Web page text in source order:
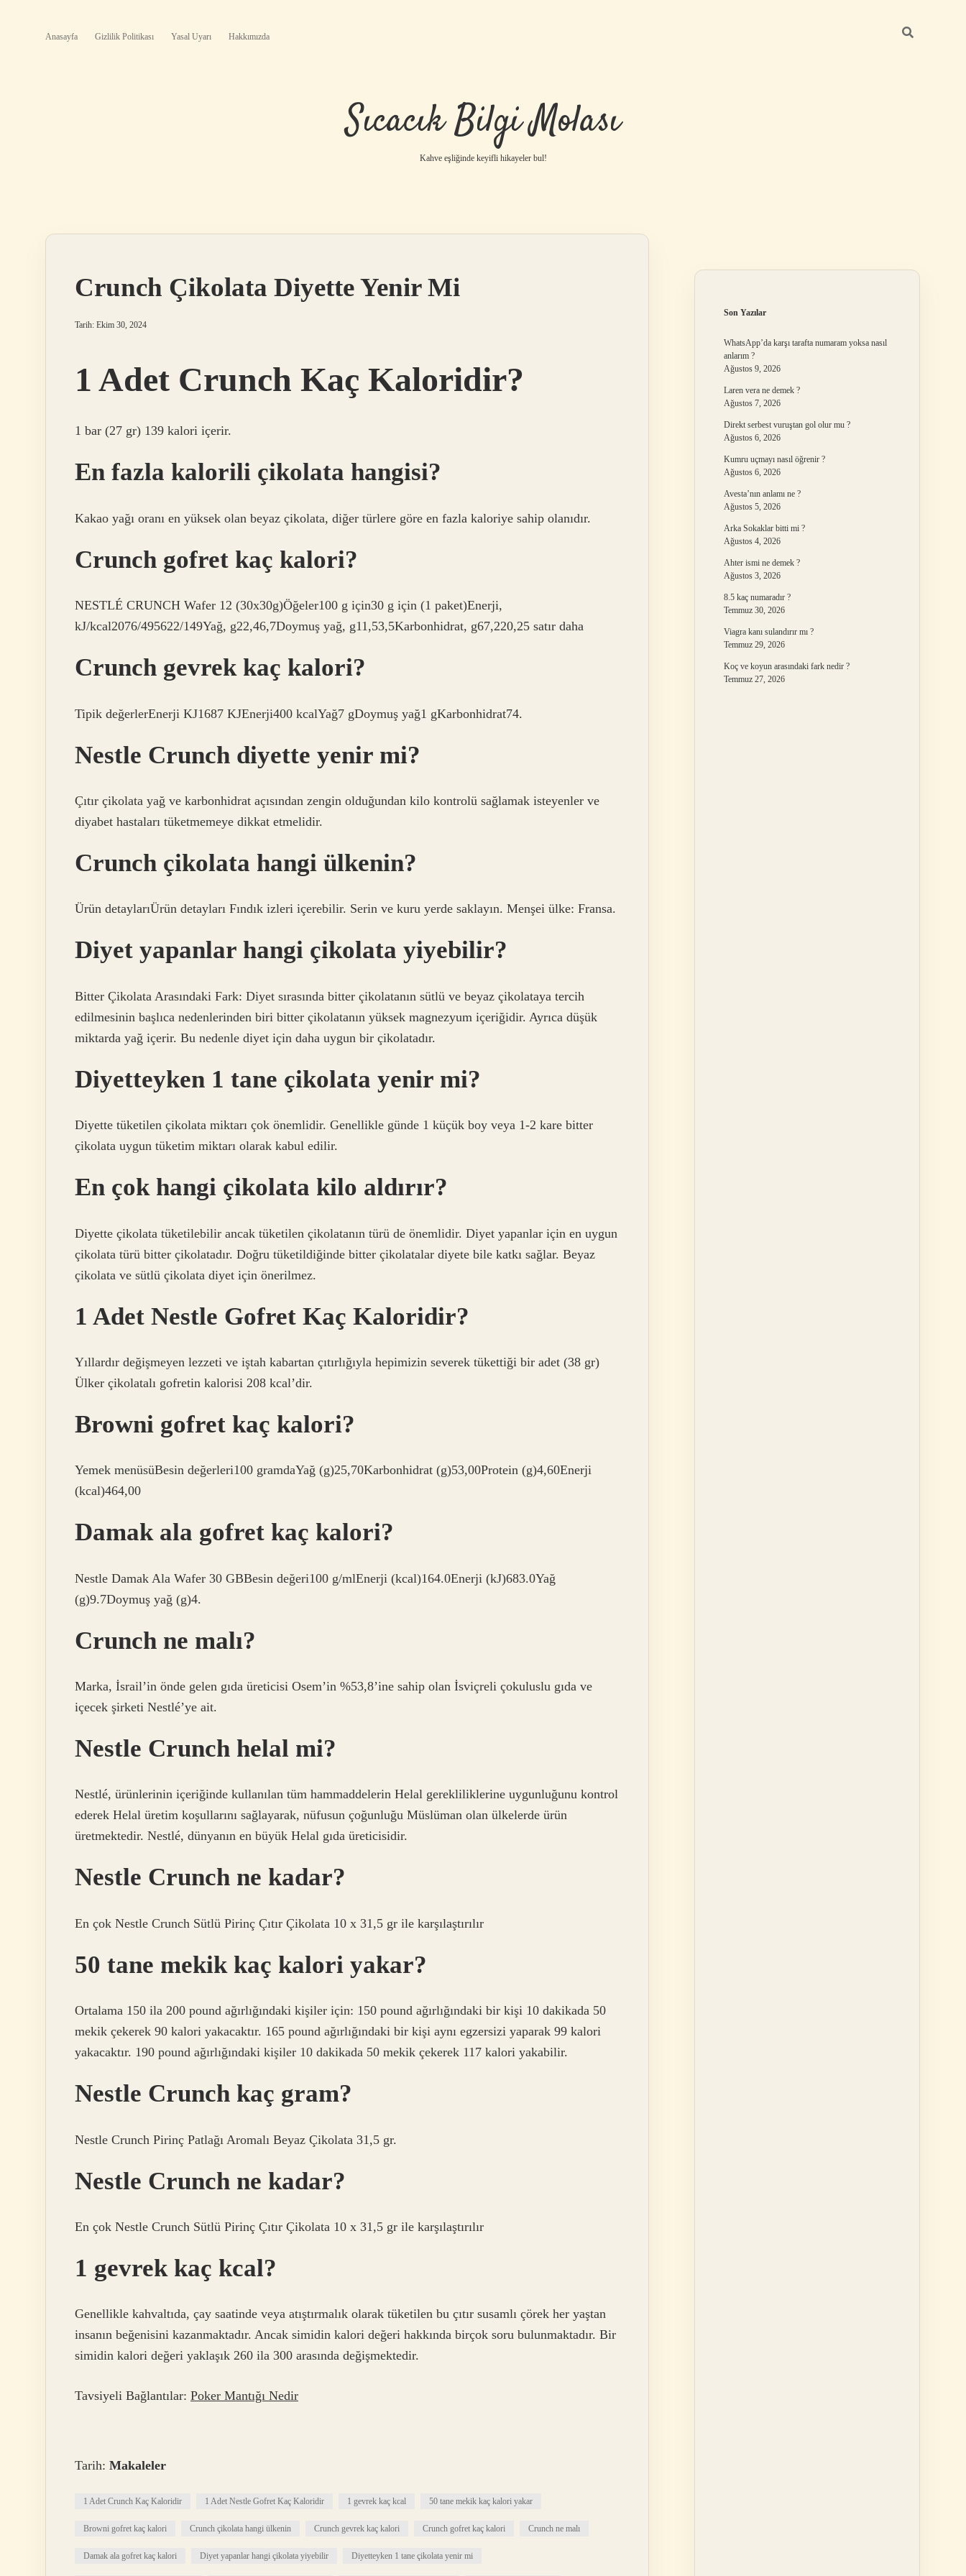
Anasayfa Gizlilik Politikası Yasal Uyarı Hakkımızda
Sıcacık Bilgi Molası
Kahve eşliğinde keyifli hikayeler bul!
Crunch Çikolata Diyette Yenir Mi
Tarih: Ekim 30, 2024
1 Adet Crunch Kaç Kaloridir?
1 bar (27 gr) 139 kalori içerir.
En fazla kalorili çikolata hangisi?
Kakao yağı oranı en yüksek olan beyaz çikolata, diğer türlere göre en fazla kaloriye sahip olanıdır.
Crunch gofret kaç kalori?
NESTLÉ CRUNCH Wafer 12 (30x30g)Öğeler100 g için30 g için (1 paket)Enerji,
kJ/kcal2076/495622/149Yağ, g22,46,7Doymuş yağ, g11,53,5Karbonhidrat, g67,220,25 satır daha
Crunch gevrek kaç kalori?
Tipik değerlerEnerji KJ1687 KJEnerji400 kcalYağ7 gDoymuş yağ1 gKarbonhidrat74.
Nestle Crunch diyette yenir mi?
Çıtır çikolata yağ ve karbonhidrat açısından zengin olduğundan kilo kontrolü sağlamak isteyenler ve
diyabet hastaları tüketmemeye dikkat etmelidir.
Crunch çikolata hangi ülkenin?
Ürün detaylarıÜrün detayları Fındık izleri içerebilir. Serin ve kuru yerde saklayın. Menşei ülke: Fransa.
Diyet yapanlar hangi çikolata yiyebilir?
Bitter Çikolata Arasındaki Fark: Diyet sırasında bitter çikolatanın sütlü ve beyaz çikolataya tercih
edilmesinin başlıca nedenlerinden biri bitter çikolatanın yüksek magnezyum içeriğidir. Ayrıca düşük
miktarda yağ içerir. Bu nedenle diyet için daha uygun bir çikolatadır.
Diyetteyken 1 tane çikolata yenir mi?
Diyette tüketilen çikolata miktarı çok önemlidir. Genellikle günde 1 küçük boy veya 1-2 kare bitter
çikolata uygun tüketim miktarı olarak kabul edilir.
En çok hangi çikolata kilo aldırır?
Diyette çikolata tüketilebilir ancak tüketilen çikolatanın türü de önemlidir. Diyet yapanlar için en uygun
çikolata türü bitter çikolatadır. Doğru tüketildiğinde bitter çikolatalar diyete bile katkı sağlar. Beyaz
çikolata ve sütlü çikolata diyet için önerilmez.
1 Adet Nestle Gofret Kaç Kaloridir?
Yıllardır değişmeyen lezzeti ve iştah kabartan çıtırlığıyla hepimizin severek tükettiği bir adet (38 gr)
Ülker çikolatalı gofretin kalorisi 208 kcal’dir.
Browni gofret kaç kalori?
Yemek menüsüBesin değerleri100 gramdaYağ (g)25,70Karbonhidrat (g)53,00Protein (g)4,60Enerji
(kcal)464,00
Damak ala gofret kaç kalori?
Nestle Damak Ala Wafer 30 GBBesin değeri100 g/mlEnerji (kcal)164.0Enerji (kJ)683.0Yağ
(g)9.7Doymuş yağ (g)4.
Crunch ne malı?
Marka, İsrail’in önde gelen gıda üreticisi Osem’in %53,8’ine sahip olan İsviçreli çokuluslu gıda ve
içecek şirketi Nestlé’ye ait.
Nestle Crunch helal mi?
Nestlé, ürünlerinin içeriğinde kullanılan tüm hammaddelerin Helal gerekliliklerine uygunluğunu kontrol
ederek Helal üretim koşullarını sağlayarak, nüfusun çoğunluğu Müslüman olan ülkelerde ürün
üretmektedir. Nestlé, dünyanın en büyük Helal gıda üreticisidir.
Nestle Crunch ne kadar?
En çok Nestle Crunch Sütlü Pirinç Çıtır Çikolata 10 x 31,5 gr ile karşılaştırılır
50 tane mekik kaç kalori yakar?
Ortalama 150 ila 200 pound ağırlığındaki kişiler için: 150 pound ağırlığındaki bir kişi 10 dakikada 50
mekik çekerek 90 kalori yakacaktır. 165 pound ağırlığındaki bir kişi aynı egzersizi yaparak 99 kalori
yakacaktır. 190 pound ağırlığındaki kişiler 10 dakikada 50 mekik çekerek 117 kalori yakabilir.
Nestle Crunch kaç gram?
Nestle Crunch Pirinç Patlağı Aromalı Beyaz Çikolata 31,5 gr.
Nestle Crunch ne kadar?
En çok Nestle Crunch Sütlü Pirinç Çıtır Çikolata 10 x 31,5 gr ile karşılaştırılır
1 gevrek kaç kcal?
Genellikle kahvaltıda, çay saatinde veya atıştırmalık olarak tüketilen bu çıtır susamlı çörek her yaştan
insanın beğenisini kazanmaktadır. Ancak simidin kalori değeri hakkında birçok soru bulunmaktadır. Bir
simidin kalori değeri yaklaşık 260 ila 300 arasında değişmektedir.
Tavsiyeli Bağlantılar: Poker Mantığı Nedir
Tarih: Makaleler
1 Adet Crunch Kaç Kaloridir 1 Adet Nestle Gofret Kaç Kaloridir 1 gevrek kaç kcal 50 tane mekik kaç kalori yakar
Browni gofret kaç kalori Crunch çikolata hangi ülkenin Crunch gevrek kaç kalori Crunch gofret kaç kalori Crunch ne malı
Damak ala gofret kaç kalori Diyet yapanlar hangi çikolata yiyebilir Diyetteyken 1 tane çikolata yenir mi
Son Yazılar
WhatsApp’da karşı tarafta numaram yoksa nasıl
anlarım ?
Ağustos 9, 2026
Laren vera ne demek ?
Ağustos 7, 2026
Direkt serbest vuruştan gol olur mu ?
Ağustos 6, 2026
Kumru uçmayı nasıl öğrenir ?
Ağustos 6, 2026
Avesta’nın anlamı ne ?
Ağustos 5, 2026
Arka Sokaklar bitti mi ?
Ağustos 4, 2026
Ahter ismi ne demek ?
Ağustos 3, 2026
8.5 kaç numaradır ?
Temmuz 30, 2026
Viagra kanı sulandırır mı ?
Temmuz 29, 2026
Koç ve koyun arasındaki fark nedir ?
Temmuz 27, 2026